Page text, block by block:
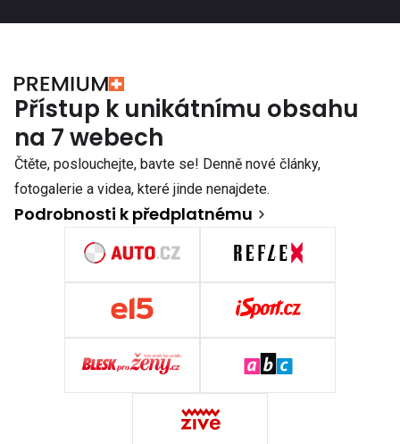
Přístup k unikátnímu obsahu
na 7 webech
Čtěte, poslouchejte, bavte se! Denně nové články,
fotogalerie a videa, které jinde nenajdete.
Podrobnosti k předplatnému